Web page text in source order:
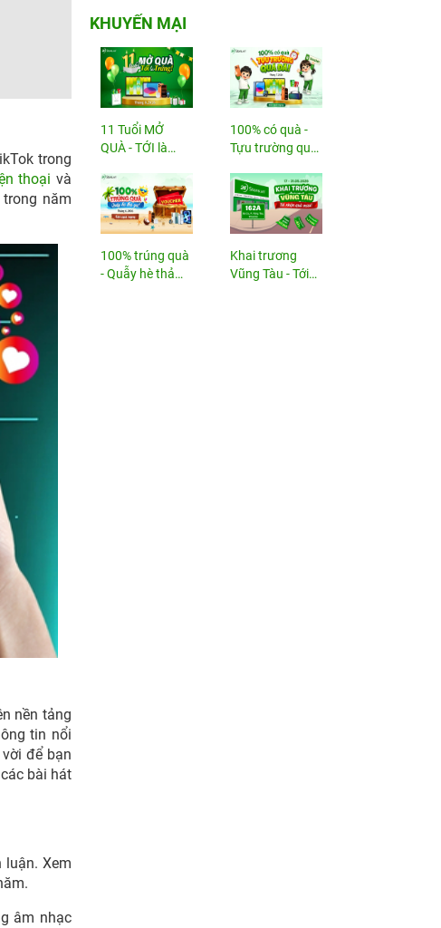
trong
thoại và
năm
nền tảng
tin nổi
để bạn
bài hát
Xem
âm nhạc
KHUYẾN MẠI
11 Tuổi MỞ
QUÀ - TỚI là
100% có quà -
Tựu trường quá
100% trúng quà
- Quẫy hè thả
Khai trương
Vũng Tàu - Tới